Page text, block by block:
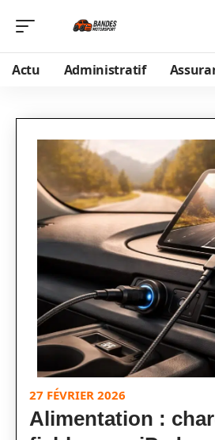
Actu Administratif
27 FÉVRIER 2026
Alimentation :